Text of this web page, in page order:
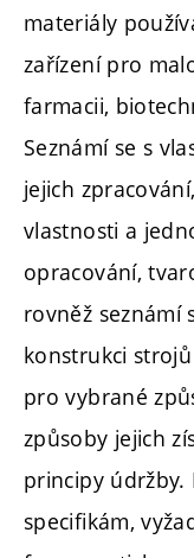
materiály
zařízení pro
farmacii,
Seznámí se s
jejich
vlastnosti a
opracování,
rovněž seznámí
konstrukci
pro vybrané
způsoby jejich
principy údržby.
specifikám,